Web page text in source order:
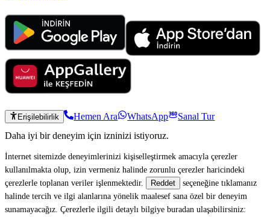
Erişilebilirlik Hemen Ara WhatsApp
Sanal Tur
Daha iyi bir deneyim için izninizi istiyoruz.
İnternet sitemizde deneyimlerinizi kişiselleştirmek amacıyla çerezler
kullanılmakta olup, izin vermeniz halinde zorunlu çerezler haricindeki
çerezlerle toplanan veriler işlenmektedir.
Reddet
seçeneğine tıklamanız
halinde tercih ve ilgi alanlarına yönelik maalesef sana özel bir deneyim
sunamayacağız. Çerezlerle ilgili detaylı bilgiye buradan ulaşabilirsiniz: